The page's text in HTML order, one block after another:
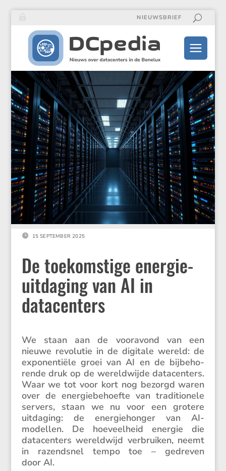
NIEUWSBRIEF
 15 SEPTEMBER 2025
De toekomstige energie-
uitdaging van AI in
datacenters
We staan aan de vooravond van een
nieuwe revolutie in de digitale wereld: de
exponen­tiële groei van AI en de bijbe­ho­
rende druk op de wereld­wijde datacen­ters.
Waar we tot voor kort nog bezorgd waren
over de energie­be­hoefte van tradi­ti­o­nele
servers, staan we nu voor een grotere
uitda­ging: de energie­honger van AI-
modellen. De hoeveel­heid energie die
datacen­ters wereld­wijd verbruiken, neemt
in razend­snel tempo toe – gedreven
door AI.